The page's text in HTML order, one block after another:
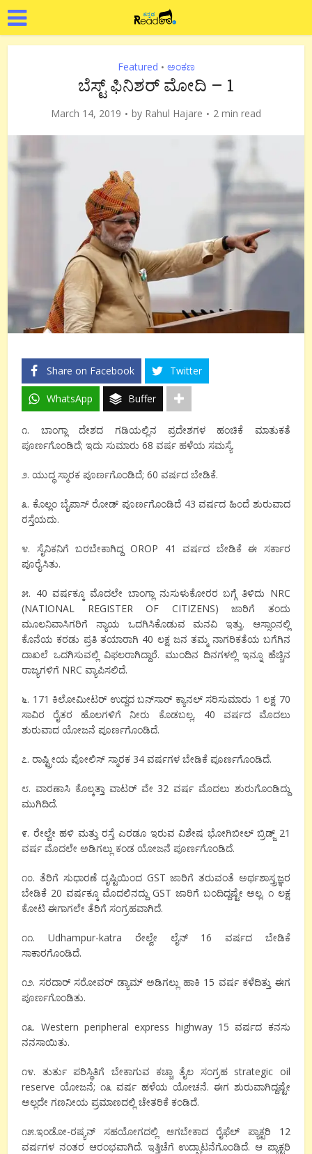
Featured • ಅಂಕಣ
ಬೆಸ್ಟ್ ಫಿನಿಶರ್ ಮೋದಿ – 1
March 14, 2019 by Rahul Hajare 2 min read
Share on Facebook Twitter
WhatsApp Buffer
೧. ಬಾಂಗ್ಲಾ ದೇಶದ ಗಡಿಯಲ್ಲಿನ ಪ್ರದೇಶಗಳ ಹಂಚಿಕೆ ಮಾತುಕತೆ
ಪೂರ್ಣಗೊಂಡಿದೆ; ಇದು ಸುಮಾರು 68 ವರ್ಷ ಹಳೆಯ ಸಮಸ್ಯೆ.
೨. ಯುದ್ಧ ಸ್ಮಾರಕ ಪೂರ್ಣಗೊಂಡಿದೆ; 60 ವರ್ಷದ ಬೇಡಿಕೆ.
೩. ಕೊಲ್ಲಂ ಬೈಪಾಸ್ ರೋಡ್ ಪೂರ್ಣಗೊಂಡಿದೆ 43 ವರ್ಷದ ಹಿಂದೆ ಶುರುವಾದ
ರಸ್ತೆಯದು.
೪. ಸೈನಿಕನಿಗೆ ಬರಬೇಕಾಗಿದ್ದ OROP 41 ವರ್ಷದ ಬೇಡಿಕೆ ಈ ಸರ್ಕಾರ
ಪೂರೈಸಿತು.
೫. 40 ವರ್ಷಕ್ಕೂ ಮೊದಲೇ ಬಾಂಗ್ಲಾ ನುಸುಳುಕೋರರ ಬಗ್ಗೆ ತಿಳಿದು NRC
(NATIONAL REGISTER OF CITIZENS) ಜಾರಿಗೆ ತಂದು
ಮೂಲನಿವಾಸಿಗರಿಗೆ ನ್ಯಾಯ ಒದಗಿಸಿಕೊಡುವ ಮನವಿ ಇತ್ತು. ಆಸ್ಸಾಂನಲ್ಲಿ
ಕೊನೆಯ ಕರಡು ಪ್ರತಿ ತಯಾರಾಗಿ 40 ಲಕ್ಷ ಜನ ತಮ್ಮ ನಾಗರಿಕತೆಯ ಬಗೆಗಿನ
ದಾಖಲೆ ಒದಗಿಸುವಲ್ಲಿ ವಿಫಲರಾಗಿದ್ದಾರೆ. ಮುಂದಿನ ದಿನಗಳಲ್ಲಿ ಇನ್ನೂ ಹೆಚ್ಚಿನ
ರಾಜ್ಯಗಳಿಗೆ NRC ವ್ಯಾಪಿಸಲಿದೆ.
೬. 171 ಕಿಲೋಮೀಟರ್ ಉದ್ದದ ಬನ್‌ಸಾರ್ ಕ್ಯಾನಲ್ ಸರಿಸುಮಾರು 1 ಲಕ್ಷ 70
ಸಾವಿರ ರೈತರ ಹೊಲಗಳಿಗೆ ನೀರು ಕೊಡಬಲ್ಲ, 40 ವರ್ಷದ ಮೊದಲು
ಶುರುವಾದ ಯೋಜನೆ ಪೂರ್ಣಗೊಂಡಿದೆ.
೭. ರಾಷ್ಟ್ರೀಯ ಪೋಲಿಸ್ ಸ್ಮಾರಕ 34 ವರ್ಷಗಳ ಬೇಡಿಕೆ ಪೂರ್ಣಗೊಂಡಿದೆ.
೮. ವಾರಣಾಸಿ ಕೊಲ್ಕತ್ತಾ ವಾಟರ್ ವೇ 32 ವರ್ಷ ಮೊದಲು ಶುರುಗೊಂಡಿದ್ದು
ಮುಗಿದಿದೆ.
೯. ರೇಲ್ವೇ ಹಳಿ‌ ಮತ್ತು ರಸ್ತೆ ಎರಡೂ ಇರುವ ವಿಶೇಷ ಭೋಗಿಬೀಲ್ ಬ್ರಿಡ್ಜ್ 21
ವರ್ಷ ಮೊದಲೇ ಅಡಿಗಲ್ಲು ಕಂಡ ಯೋಜನೆ ಪೂರ್ಣಗೊಂಡಿದೆ.
೧೦. ತೆರಿಗೆ ಸುಧಾರಣೆ ದೃಷ್ಟಿಯಿಂದ GST ಜಾರಿಗೆ ತರುವಂತೆ ಅರ್ಥಶಾಸ್ತ್ರಜ್ಞರ
ಬೇಡಿಕೆ 20 ವರ್ಷಕ್ಕೂ ಮೊದಲಿನದ್ದು GST ಜಾರಿಗೆ ಬಂದಿದ್ದಷ್ಟೇ ಅಲ್ಲ. ೧ ಲಕ್ಷ
ಕೋಟಿ ಈಗಾಗಲೇ ತೆರಿಗೆ ಸಂಗ್ರಹವಾಗಿದೆ.
೧೧. Udhampur-katra ರೇಲ್ವೇ ಲೈನ್ 16 ವರ್ಷದ ಬೇಡಿಕೆ
ಸಾಕಾರಗೊಂಡಿದೆ.
೧೨. ಸರದಾರ್ ಸರೋವರ್ ಡ್ಯಾಮ್ ಅಡಿಗಲ್ಲು ಹಾಕಿ 15 ವರ್ಷ ಕಳೆದಿತ್ತು ಈಗ
ಪೂರ್ಣಗೊಂಡಿತು.
೧೩. Western peripheral express highway 15 ವರ್ಷದ ಕನಸು
ನನಸಾಯಿತು.
೧೪. ತುರ್ತು ಪರಿಸ್ಥಿತಿಗೆ ಬೇಕಾಗುವ ಕಚ್ಚಾ ತೈಲ ಸಂಗ್ರಹ strategic oil
reserve ಯೋಜನೆ; ೧೩ ವರ್ಷ ಹಳೆಯ ಯೋಚನೆ. ಈಗ ಶುರುವಾಗಿದ್ದಷ್ಟೇ
ಅಲ್ಲದೇ ಗಣನೀಯ ಪ್ರಮಾಣದಲ್ಲಿ ಚೇತರಿಕೆ ಕಂಡಿದೆ.
೧೫.ಇಂಡೋ-ರಷ್ಯನ್ ಸಹಯೋಗದಲ್ಲಿ ಆಗಬೇಕಾದ ರೈಫೆಲ್ ಪ್ಯಾಕ್ಟರಿ 12
ವರ್ಷಗಳ ನಂತರ ಆರಂಭವಾಗಿದೆ. ಇತ್ತಿಚೆಗೆ ಉದ್ಘಾಟನೆಗೊಂಡಿದೆ. ಆ ಪ್ಯಾಕ್ಟರಿ